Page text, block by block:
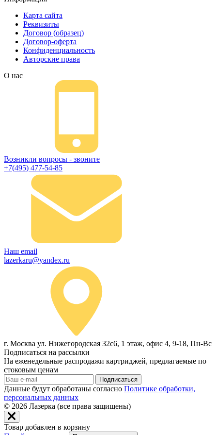
Карта сайта
Реквизиты
Договор (образец)
Договор-оферта
Конфиденциальность
Авторские права
О нас
Возникли вопросы - звоните
+7(495) 477-54-85
Наш email
lazerkaru@yandex.ru
г. Москва ул. Нижегородская 32с6, 1 этаж, офис 4, 9-18, Пн-Вс
Подписаться на рассылки
На еженедельные распродажи картриджей, предлагаемые по
стоковым ценам
Подписаться
Данные будут обработаны согласно Политике обработки,
персональных данных
© 2026 Лазерка (все права защищены)
Товар добавлен в корзину